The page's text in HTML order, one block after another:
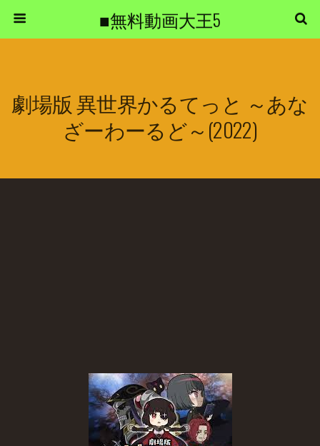
■無料動画大王5
劇場版 異世界かるてっと ～あな
ざーわーるど～(2022)